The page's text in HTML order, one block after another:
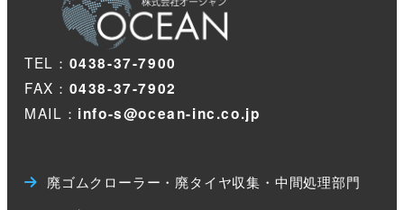
TEL： 0438-37-7900
FAX： 0438-37-7902
MAIL： info-s@ocean-inc.co.jp
廃ゴムクローラー・廃タイヤ収集・中間処理部門